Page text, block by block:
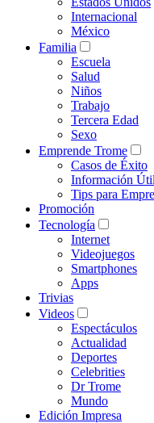
Internacional
México
Familia
Escuela
Salud
Niños
Trabajo
Tercera Edad
Sexo
Emprende Trome
Casos de Éxito
Información Útil
Tips para
Promoción
Tecnología
Internet
Videojuegos
Smartphones
Apps
Trivias
Videos
Espectáculos
Actualidad
Deportes
Celebrities
Dr Trome
Mundo
Edición Impresa